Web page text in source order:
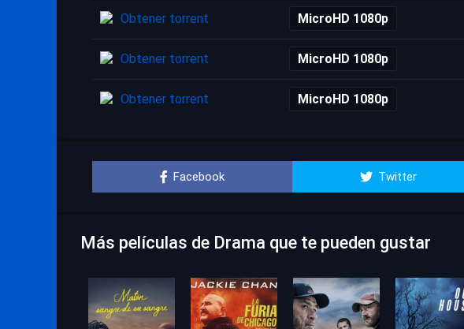
Obtener torrent MicroHD 1080p
Obtener torrent MicroHD 1080p
Obtener torrent MicroHD 1080p
Facebook Twitter
Más películas de Drama que te pueden gustar